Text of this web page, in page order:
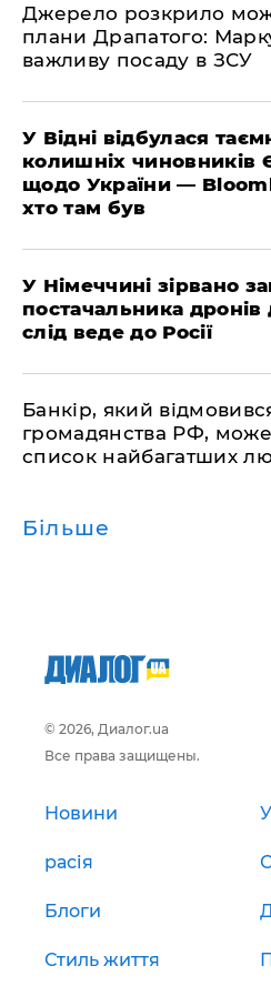
​Джерело розкрило
плани Драпатого:
важливу посаду в ЗСУ
​У Відні відбулася
колишніх чиновників
щодо України —
хто там був
​У Німеччині зірвано
постачальника дронів
слід веде до Росії
​Банкір, який
громадянства РФ,
список найбагатших
Більше
© 2026, Диалог.ua
Все права защищены.
Новини
расія
Блоги
Стиль життя